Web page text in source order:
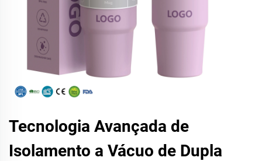
Tecnologia Avançada de
Isolamento a Vácuo de Dupla